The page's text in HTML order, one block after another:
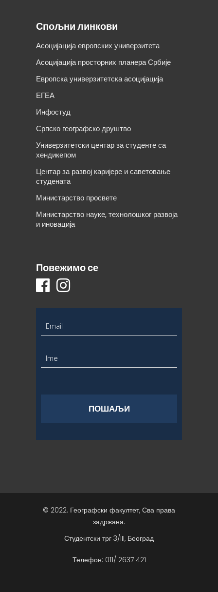
Спољни линкови
Асоцијација европских универзитета
Асоцијација просторних планера Србије
Европска универзитетска асоцијација
ЕГЕА
Инфостуд
Српско географско друштво
Универзитетски центар за студенте са
хендикепом
Центар за развој каријере и саветовање
студената
Министарство просвете
Министарство науке, технолошког развоја
и иновација
Повежимо се
© 2022. Географски факултет, Сва права
задржана.
Студентски трг 3/III, Београд
Телефон: 011/ 2637 421